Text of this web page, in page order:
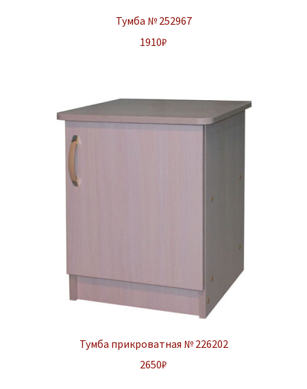
Тумба № 252967
1910₽
Тумба прикроватная № 226202
2650₽